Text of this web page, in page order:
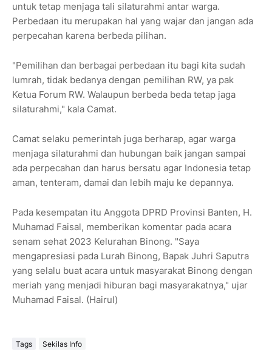
untuk tetap menjaga tali silaturahmi antar warga.
Perbedaan itu merupakan hal yang wajar dan jangan ada
perpecahan karena berbeda pilihan.
"Pemilihan dan berbagai perbedaan itu bagi kita sudah
lumrah, tidak bedanya dengan pemilihan RW, ya pak
Ketua Forum RW. Walaupun berbeda beda tetap jaga
silaturahmi," kala Camat.
Camat selaku pemerintah juga berharap, agar warga
menjaga silaturahmi dan hubungan baik jangan sampai
ada perpecahan dan harus bersatu agar Indonesia tetap
aman, tenteram, damai dan lebih maju ke depannya.
Pada kesempatan itu Anggota DPRD Provinsi Banten, H.
Muhamad Faisal, memberikan komentar pada acara
senam sehat 2023 Kelurahan Binong. "Saya
mengapresiasi pada Lurah Binong, Bapak Juhri Saputra
yang selalu buat acara untuk masyarakat Binong dengan
meriah yang menjadi hiburan bagi masyarakatnya," ujar
Muhamad Faisal. (Hairul)
Tags Sekilas Info